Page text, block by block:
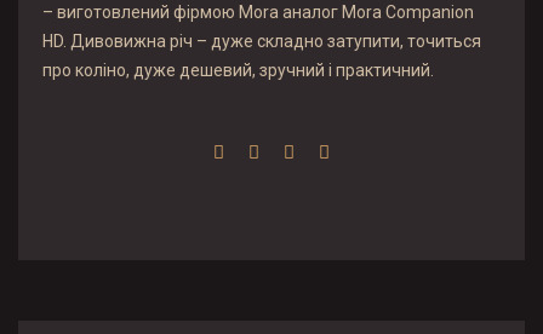
– виготовлений фірмою Mora аналог Mora Companion
HD. Дивовижна річ – дуже складно затупити, точиться
про коліно, дуже дешевий, зручний і практичний.